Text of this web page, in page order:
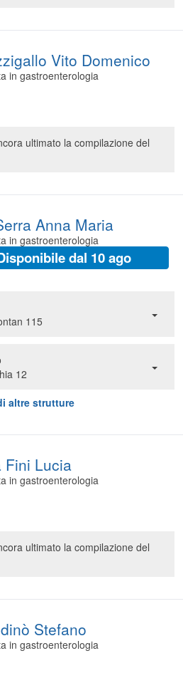
Vito Domenico
in gastroenterologia
ultimato la compilazione del
Anna Maria
in gastroenterologia
dal 10 ago
115
12
altre strutture
Fini Lucia
in gastroenterologia
ultimato la compilazione del
Stefano
in gastroenterologia